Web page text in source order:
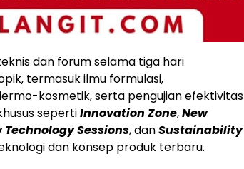
dan forum selama tiga hari
termasuk ilmu formulasi,
kosmetik, serta pengujian efektivitas
sepertiInnovation Zone,New
Technology Sessions, danSustainability
dan konsep produk terbaru.